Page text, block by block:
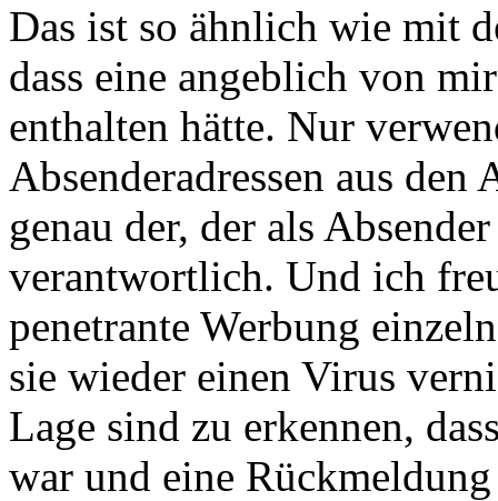
Das ist so ähnlich wie mit
dass eine angeblich von
enthalten hätte. Nur
Absenderadressen aus den
genau der, der als
verantwortlich. Und ich
penetrante Werbung
sie wieder einen Virus
Lage sind zu erkennen,
war und eine